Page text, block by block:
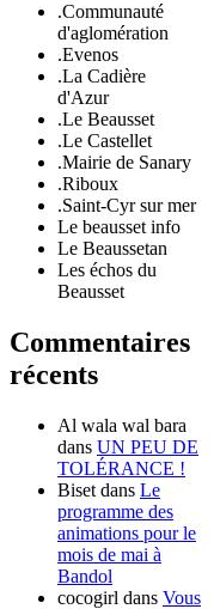
.Communauté
d'aglomération
.Evenos
.La Cadière
d'Azur
.Le Beausset
.Le Castellet
.Mairie de Sanary
.Riboux
.Saint-Cyr sur mer
Le beausset info
Le Beaussetan
Les échos du
Beausset
Commentaires
récents
Al wala wal bara
dans UN PEU DE
TOLÉRANCE !
Biset dans Le
programme des
animations pour le
mois de mai à
Bandol
cocogirl dans Vous